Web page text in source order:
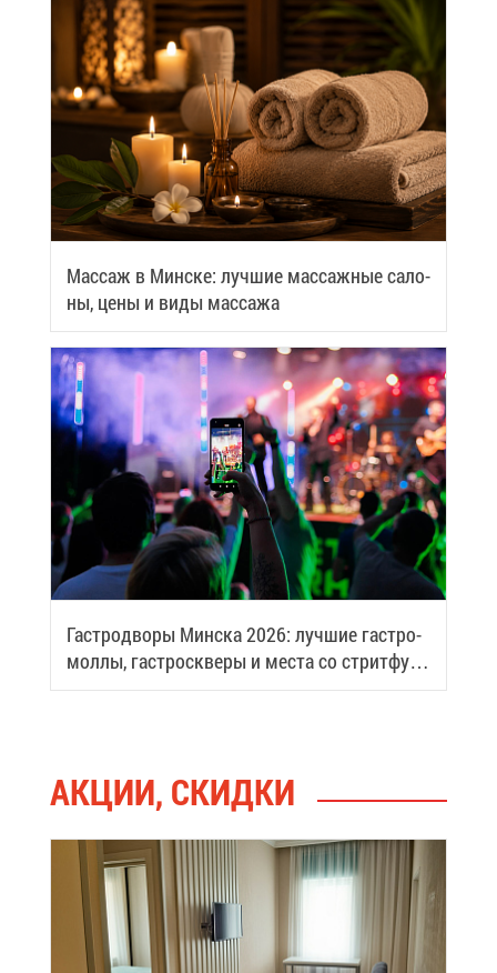
Мас­саж в Мин­ске: луч­шие мас­саж­ные са­ло­
ны, це­ны и ви­ды мас­са­жа
Га­стро­дво­ры Мин­ска 2026: луч­шие га­стро­
мол­лы, га­стро­скве­ры и ме­ста со стрит­фу­
дом
АК­ЦИИ, СКИД­КИ